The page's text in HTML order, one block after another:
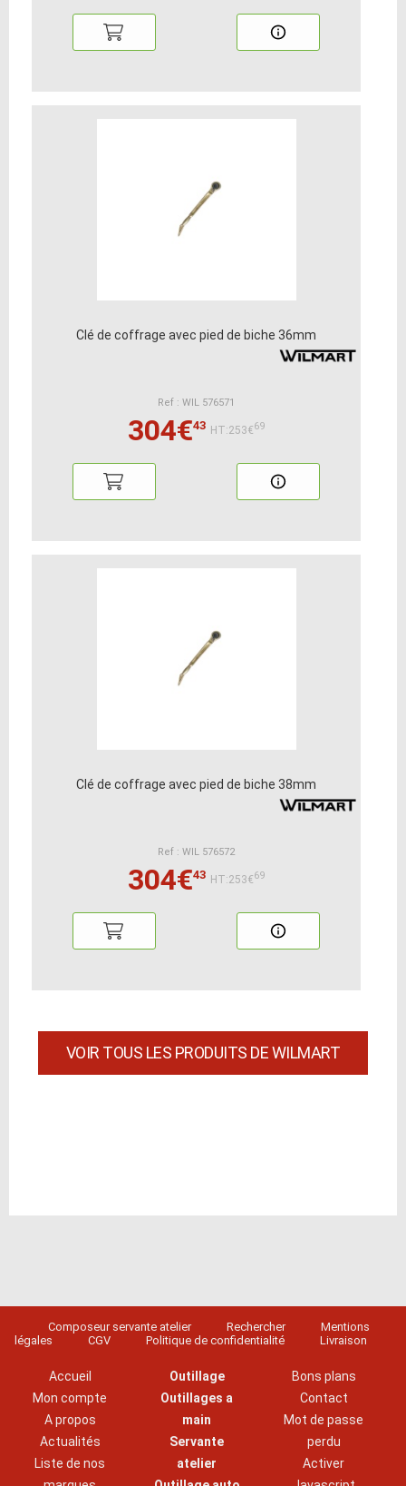
Clé de coffrage avec pied de biche 36mm
Ref : WIL 576571
304€43 HT:253€69
Clé de coffrage avec pied de biche 38mm
Ref : WIL 576572
304€43 HT:253€69
VOIR TOUS LES PRODUITS DE WILMART
Composeur servante atelier Rechercher
Mentions
légales
CGV Politique de confidentialité Livraison
Accueil
Mon compte
A propos
Actualités
Liste de nos
Outillage
Outillages a
main
Servante
atelier
Bons plans
Contact
Mot de passe
perdu
Activer